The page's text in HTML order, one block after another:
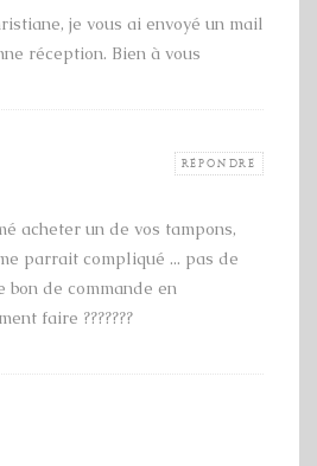
je vous ai envoyé un mail
réception. Bien à vous
RÉPONDRE
acheter un de vos tampons,
parrait compliqué ... pas de
bon de commande en
faire ???????